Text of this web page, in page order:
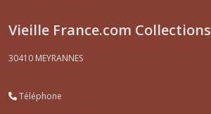
Vieille France.com Collections
30410 MEYRANNES
Téléphone